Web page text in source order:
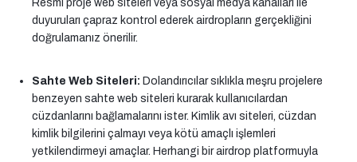
Resmi proje web siteleri veya sosyal medya kanalları ile
duyuruları çapraz kontrol ederek airdropların gerçekliğini
doğrulamanız önerilir.
Sahte Web Siteleri: Dolandırıcılar sıklıkla meşru projelere
benzeyen sahte web siteleri kurarak kullanıcılardan
cüzdanlarını bağlamalarını ister. Kimlik avı siteleri, cüzdan
kimlik bilgilerini çalmayı veya kötü amaçlı işlemleri
yetkilendirmeyi amaçlar. Herhangi bir airdrop platformuyla